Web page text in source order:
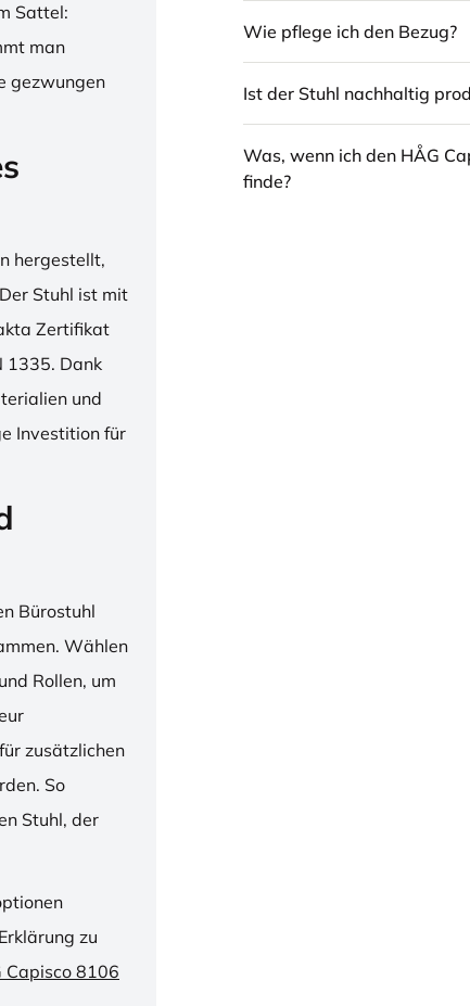
Sattel:
man
gezwungen
hergestellt,
Stuhl ist mit
Zertifikat
1335. Dank
und
Investition für
Bürostuhl
Wählen
Rollen, um
zusätzlichen
So
Stuhl, der
zu
Capisco 8106
Wie pflege ich den Bezug?
Ist der Stuhl nachhaltig
Was, wenn ich den HÅG
finde?